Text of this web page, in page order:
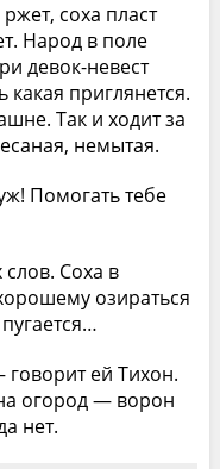
соха пласт
Народ в поле
девок-невест
приглянется.
Так и ходит за
немытая.
Помогать тебе
Соха в
озираться
ей Тихон.
огород — ворон
нет.